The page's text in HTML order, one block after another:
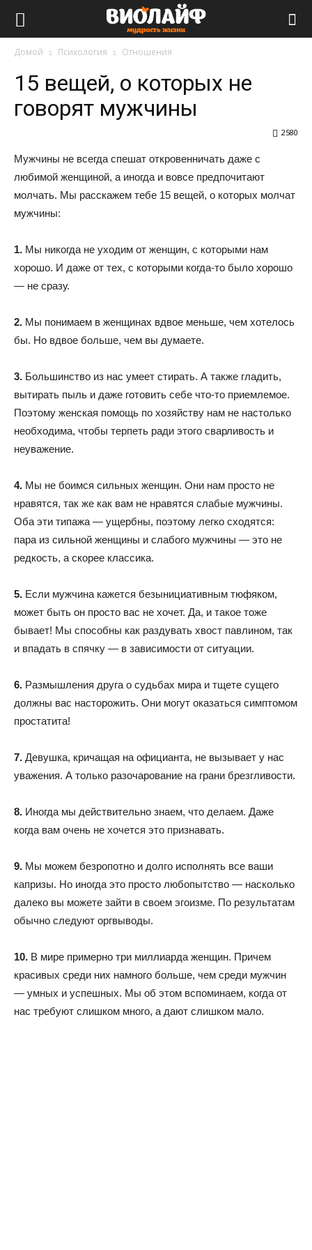
Домой Психология Отношения
15 вещей, о которых не
говорят мужчины
2580
Мужчины не всегда спешат откровенничать даже с
любимой женщиной, а иногда и вовсе предпочитают
молчать. Мы расскажем тебе 15 вещей, о которых молчат
мужчины:
1. Мы никогда не уходим от женщин, с которыми нам
хорошо. И даже от тех, с которыми когда-то было хорошо
— не сразу.
2. Мы понимаем в женщинах вдвое меньше, чем хотелось
бы. Но вдвое больше, чем вы думаете.
3. Большинство из нас умеет стирать. А также гладить,
вытирать пыль и даже готовить себе что-то приемлемое.
Поэтому женская помощь по хозяйству нам не настолько
необходима, чтобы терпеть ради этого сварливость и
неуважение.
4. Мы не боимся сильных женщин. Они нам просто не
нравятся, так же как вам не нравятся слабые мужчины.
Оба эти типажа — ущербны, поэтому легко сходятся:
пара из сильной женщины и слабого мужчины — это не
редкость, а скорее классика.
5. Если мужчина кажется безынициативным тюфяком,
может быть он просто вас не хочет. Да, и такое тоже
бывает! Мы способны как раздувать хвост павлином, так
и впадать в спячку — в зависимости от ситуации.
6. Размышления друга о судьбах мира и тщете сущего
должны вас насторожить. Они могут оказаться симптомом
простатита!
7. Девушка, кричащая на официанта, не вызывает у нас
уважения. А только разочарование на грани брезгливости.
8. Иногда мы действительно знаем, что делаем. Даже
когда вам очень не хочется это признавать.
9. Мы можем безропотно и долго исполнять все ваши
капризы. Но иногда это просто любопытство — насколько
далеко вы можете зайти в своем эгоизме. По результатам
обычно следуют оргвыводы.
10. В мире примерно три миллиарда женщин. Причем
красивых среди них намного больше, чем среди мужчин
— умных и успешных. Мы об этом вспоминаем, когда от
нас требуют слишком много, а дают слишком мало.